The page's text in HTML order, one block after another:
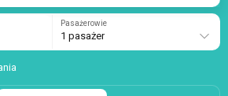
Pasażerowie
1 pasażer